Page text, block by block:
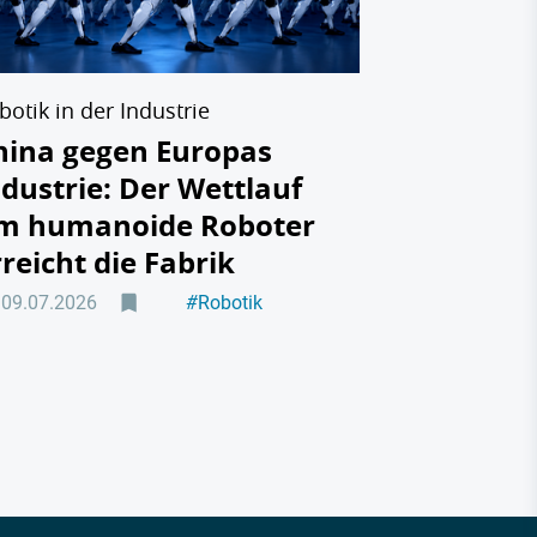
in der Industrie
gegen Europas
Der Wettlauf
humanoide Roboter
die Fabrik
09.07.2026 #Robotik